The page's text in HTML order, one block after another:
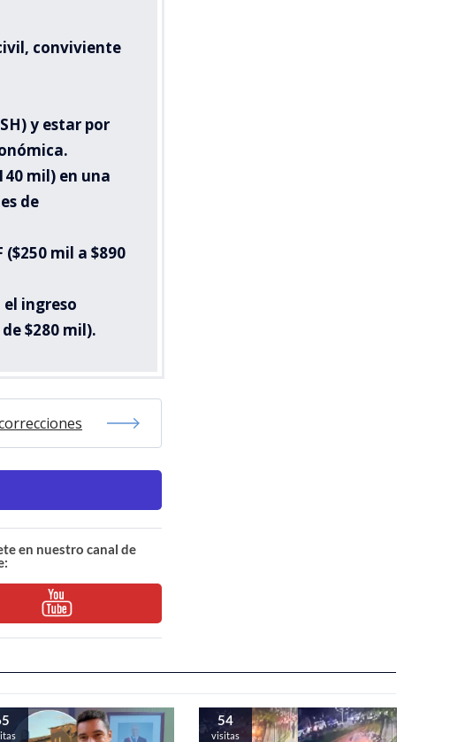
conviviente
y estar por
mil) en una
de
mil a $890
ingreso
$280 mil).
en nuestro canal de
54
visitas